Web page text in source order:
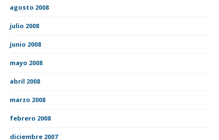
agosto 2008
julio 2008
junio 2008
mayo 2008
abril 2008
marzo 2008
febrero 2008
diciembre 2007